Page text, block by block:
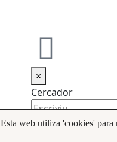
×
Cercador
Esta web utiliza 'cookies' para